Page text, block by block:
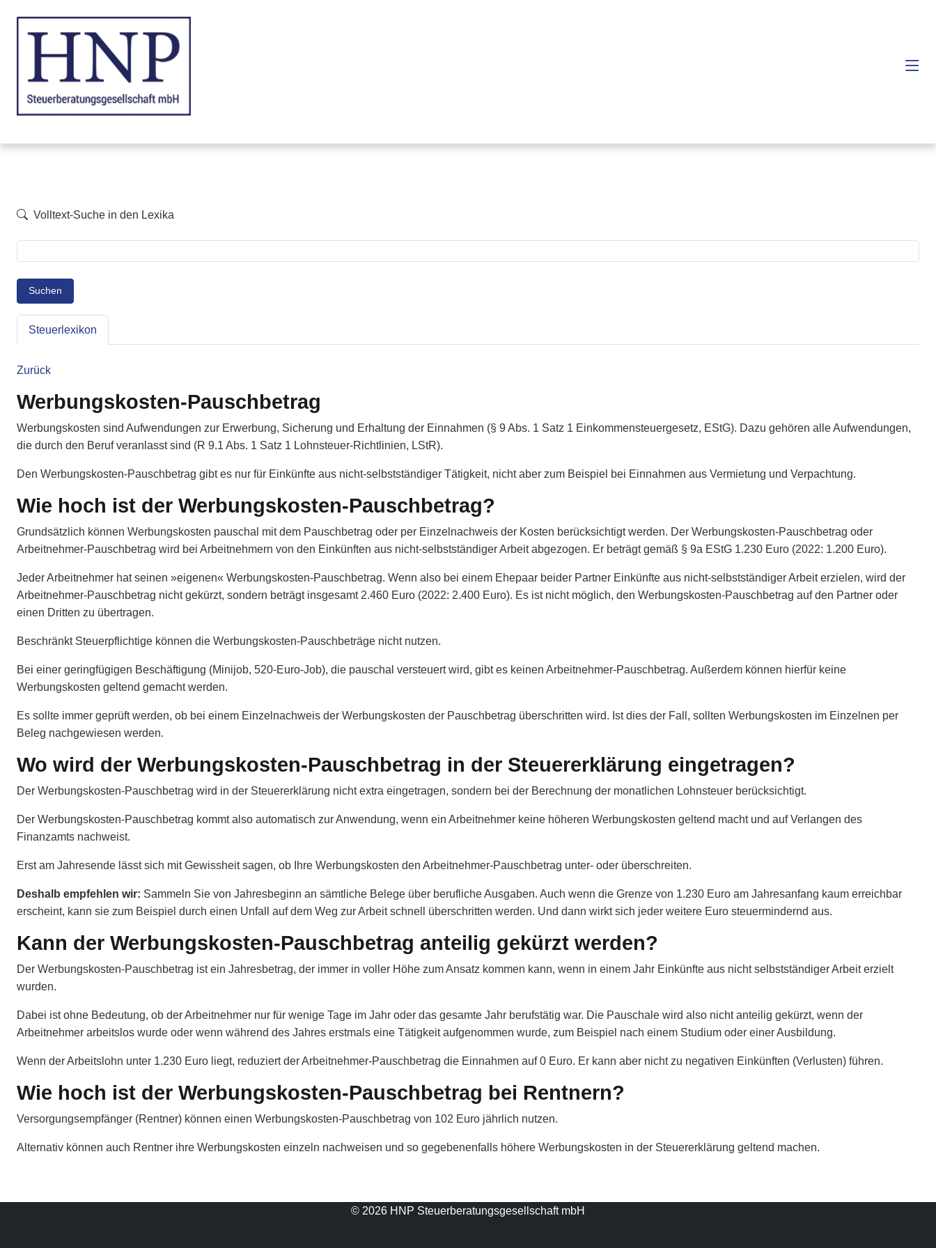
Volltext-Suche in den Lexika
Suchen
Steuerlexikon
Zurück
Werbungskosten-Pauschbetrag
Werbungskosten sind Aufwendungen zur Erwerbung, Sicherung und Erhaltung der Einnahmen (§ 9 Abs. 1 Satz 1 Einkommensteuergesetz, EStG). Dazu gehören alle Aufwendungen,
die durch den Beruf veranlasst sind (R 9.1 Abs. 1 Satz 1 Lohnsteuer-Richtlinien, LStR).
Den Werbungskosten-Pauschbetrag gibt es nur für Einkünfte aus nicht-selbstständiger Tätigkeit, nicht aber zum Beispiel bei Einnahmen aus Vermietung und Verpachtung.
Wie hoch ist der Werbungskosten-Pauschbetrag?
Grundsätzlich können Werbungskosten pauschal mit dem Pauschbetrag oder per Einzelnachweis der Kosten berücksichtigt werden. Der Werbungskosten-Pauschbetrag oder
Arbeitnehmer-Pauschbetrag wird bei Arbeitnehmern von den Einkünften aus nicht-selbstständiger Arbeit abgezogen. Er beträgt gemäß § 9a EStG 1.230 Euro (2022: 1.200 Euro).
Jeder Arbeitnehmer hat seinen »eigenen« Werbungskosten-Pauschbetrag. Wenn also bei einem Ehepaar beider Partner Einkünfte aus nicht-selbstständiger Arbeit erzielen, wird der
Arbeitnehmer-Pauschbetrag nicht gekürzt, sondern beträgt insgesamt 2.460 Euro (2022: 2.400 Euro). Es ist nicht möglich, den Werbungskosten-Pauschbetrag auf den Partner oder
einen Dritten zu übertragen.
Beschränkt Steuerpflichtige können die Werbungskosten-Pauschbeträge nicht nutzen.
Bei einer geringfügigen Beschäftigung (Minijob, 520-Euro-Job), die pauschal versteuert wird, gibt es keinen Arbeitnehmer-Pauschbetrag. Außerdem können hierfür keine
Werbungskosten geltend gemacht werden.
Es sollte immer geprüft werden, ob bei einem Einzelnachweis der Werbungskosten der Pauschbetrag überschritten wird. Ist dies der Fall, sollten Werbungskosten im Einzelnen per
Beleg nachgewiesen werden.
Wo wird der Werbungskosten-Pauschbetrag in der Steuererklärung eingetragen?
Der Werbungskosten-Pauschbetrag wird in der Steuererklärung nicht extra eingetragen, sondern bei der Berechnung der monatlichen Lohnsteuer berücksichtigt.
Der Werbungskosten-Pauschbetrag kommt also automatisch zur Anwendung, wenn ein Arbeitnehmer keine höheren Werbungskosten geltend macht und auf Verlangen des
Finanzamts nachweist.
Erst am Jahresende lässt sich mit Gewissheit sagen, ob Ihre Werbungskosten den Arbeitnehmer-Pauschbetrag unter- oder überschreiten.
Deshalb empfehlen wir: Sammeln Sie von Jahresbeginn an sämtliche Belege über berufliche Ausgaben. Auch wenn die Grenze von 1.230 Euro am Jahresanfang kaum erreichbar
erscheint, kann sie zum Beispiel durch einen Unfall auf dem Weg zur Arbeit schnell überschritten werden. Und dann wirkt sich jeder weitere Euro steuermindernd aus.
Kann der Werbungskosten-Pauschbetrag anteilig gekürzt werden?
Der Werbungskosten-Pauschbetrag ist ein Jahresbetrag, der immer in voller Höhe zum Ansatz kommen kann, wenn in einem Jahr Einkünfte aus nicht selbstständiger Arbeit erzielt
wurden.
Dabei ist ohne Bedeutung, ob der Arbeitnehmer nur für wenige Tage im Jahr oder das gesamte Jahr berufstätig war. Die Pauschale wird also nicht anteilig gekürzt, wenn der
Arbeitnehmer arbeitslos wurde oder wenn während des Jahres erstmals eine Tätigkeit aufgenommen wurde, zum Beispiel nach einem Studium oder einer Ausbildung.
Wenn der Arbeitslohn unter 1.230 Euro liegt, reduziert der Arbeitnehmer-Pauschbetrag die Einnahmen auf 0 Euro. Er kann aber nicht zu negativen Einkünften (Verlusten) führen.
Wie hoch ist der Werbungskosten-Pauschbetrag bei Rentnern?
Versorgungsempfänger (Rentner) können einen Werbungskosten-Pauschbetrag von 102 Euro jährlich nutzen.
Alternativ können auch Rentner ihre Werbungskosten einzeln nachweisen und so gegebenenfalls höhere Werbungskosten in der Steuererklärung geltend machen.
© 2026 HNP Steuerberatungsgesellschaft mbH